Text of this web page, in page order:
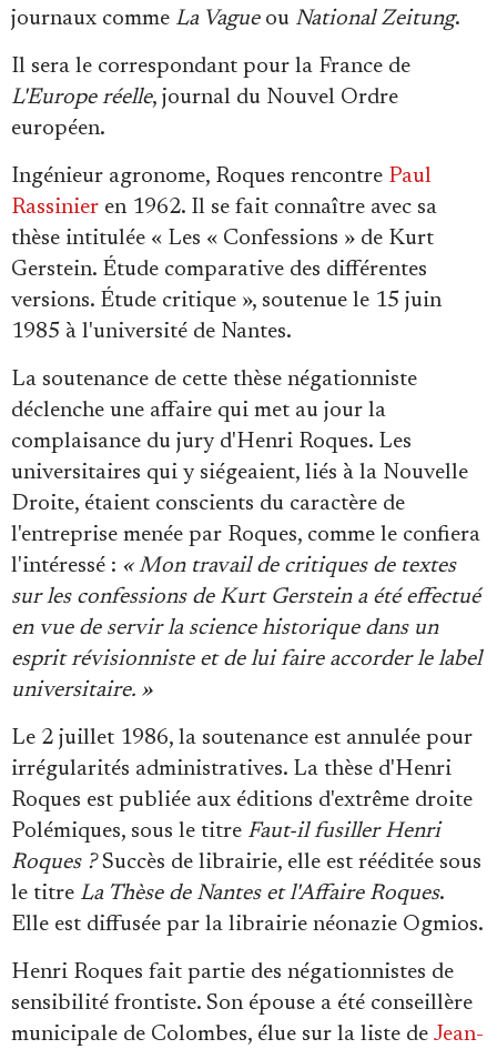
journaux comme La Vagueou National Zeitung.
Il sera le correspondant pour la France de
L'Europe réelle, journal du Nouvel Ordre
européen.
Ingénieur agronome, Roques rencontre Paul
Rassinier en 1962. Il se fait connaître avec sa
thèse intitulée « Les « Confessions » de Kurt
Gerstein. Étude comparative des différentes
versions. Étude critique », soutenue le 15 juin
1985 à l'université de Nantes.
La soutenance de cette thèse négationniste
déclenche une affaire qui met au jour la
complaisance du jury d'Henri Roques. Les
universitaires qui y siégeaient, liés à la Nouvelle
Droite, étaient conscients du caractère de
l'entreprise menée par Roques, comme le confiera
l'intéressé : « Mon travail de critiques de textes
sur les confessions de Kurt Gerstein a été effectué
en vue de servir la science historique dans un
esprit révisionniste et de lui faire accorder le label
universitaire. »
Le 2 juillet 1986, la soutenance est annulée pour
irrégularités administratives. La thèse d'Henri
Roques est publiée aux éditions d'extrême droite
Polémiques, sous le titre Faut-il fusiller Henri
Roques ?Succès de librairie, elle est rééditée sous
le titre La Thèse de Nantes et l'Affaire Roques.
Elle est diffusée par la librairie néonazie Ogmios.
Henri Roques fait partie des négationnistes de
sensibilité frontiste. Son épouse a été conseillère
municipale de Colombes, élue sur la liste de Jean-